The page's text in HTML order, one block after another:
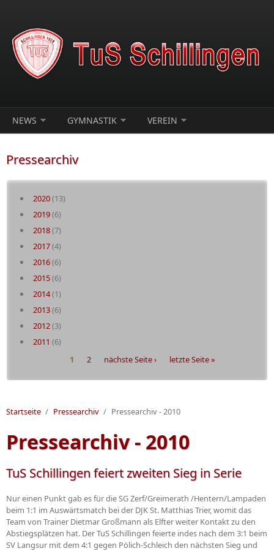
NEWS GYMNASTIK VEREIN
Pressearchiv
2020(13)
2019(6)
2018(7)
2017(4)
2016(6)
2015(6)
2014(1)
2013(6)
2012(3)
2011 (6)
1 2 nächste Seite › letzte Seite »
Startseite / Pressearchiv / Pressearchiv - 2010
Pressearchiv - 2010
TuS Schillingen feiert zweiten Sieg in Serie
Nur einen Punkt gab es für die SG Zerf/Greimerath /Hentern/Lampaden
beim 1:1 im Auswärtsmatch bei der DJK St. Matthias Trier, womit das
Team von Trainer Dietmar Großmann als Elfter weiter Kontakt zu den
Abstiegsplätzen hat. Der TuS Schillingen feierte indes nach dem 3:1 beim
SV Langsur mit dem 4:1 gegen Pölich-Schleich den nächsten Sieg und